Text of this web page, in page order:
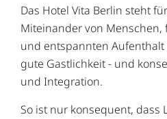
Das Hotel Vita Berlin steht
Miteinander von
und entspannten
gute Gastlichkeit - und
und Integration.
So ist nur konsequent, dass